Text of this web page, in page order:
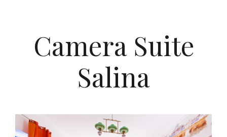
Camera Suite
Salina